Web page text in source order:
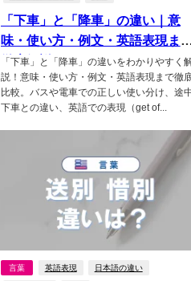
「下車」と「降車」の違い｜意
味・使い方・例文・英語表現まで
徹底解説
「下車」と「降車」の違いをわかりやすく
説！意味・使い方・例文・英語表現まで徹
比較。バスや電車での正しい使い分け、途
下車との違い、英語での表現（get of...
言葉 英語表現 日本語の違い